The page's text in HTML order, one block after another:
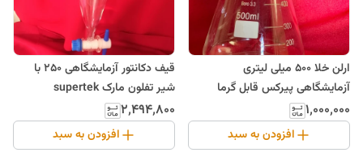
ارلن خلا 500 میلی لیتری
آزمایشگاهی پیرکس قابل گرما
۱٬۰۰۰٬۰۰۰
افزودن به سبد
قیف دکانتور آزمایشگاهی 250 با
شیر تفلون مارک supertek
۲٬۴۹۴٬۸۰۰
افزودن به سبد